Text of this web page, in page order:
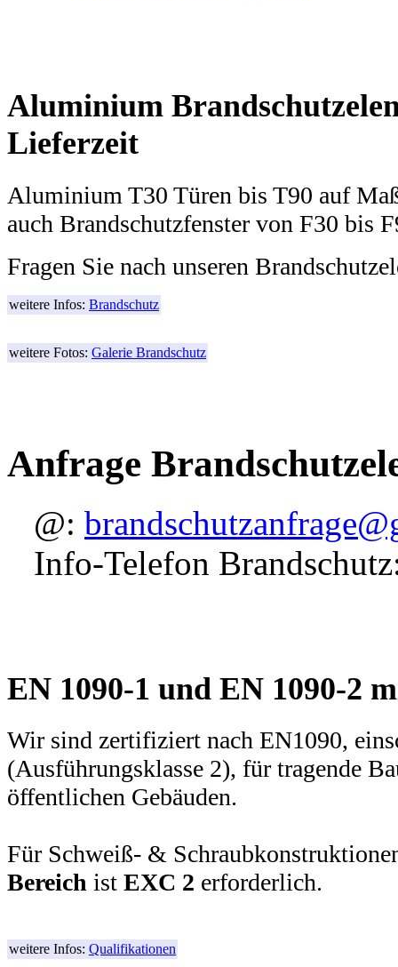
Aluminium
Lieferzeit
Aluminium T30 Türen bis T90 auf
auch Brandschutzfenster von F30 bis
Fragen Sie nach unseren
weitere Infos: Brandschutz
weitere Fotos: Galerie Brandschutz
Anfrage
@:
Info-Telefon
EN 1090-1 und EN 1090-2
Wir sind zertifiziert nach EN1090,
(Ausführungsklasse 2), für tragende
öffentlichen Gebäuden.
Für Schweiß- &
Bereich ist EXC 2 erforderlich.
weitere Infos: Qualifikationen